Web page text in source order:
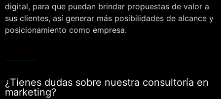
digital, para que puedan brindar propuestas de valor a
sus clientes, así generar más posibilidades de alcance y
posicionamiento como empresa.
¿Tienes dudas sobre nuestra consultoría en
marketing?